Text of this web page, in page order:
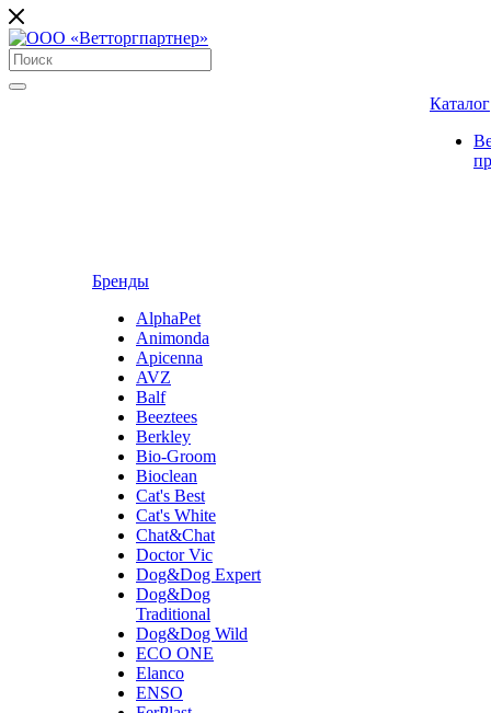
Бренды
AlphaPet
Animonda
Apicenna
AVZ
Balf
Beeztees
Berkley
Bio-Groom
Bioclean
Cat's Best
Cat's White
Chat&Chat
Doctor Vic
Dog&Dog Expert
Dog&Dog
Traditional
Dog&Dog Wild
ECO ONE
Elanco
ENSO
Каталог